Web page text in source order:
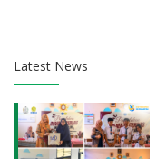
Latest News